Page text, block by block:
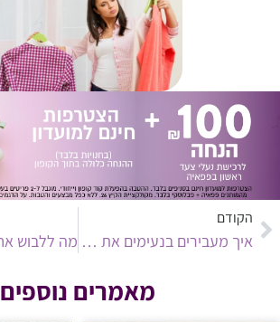
הקודם
איך מעבירים בנעימים את ליל הסדר עם ילדים?
מאמרים נוספים